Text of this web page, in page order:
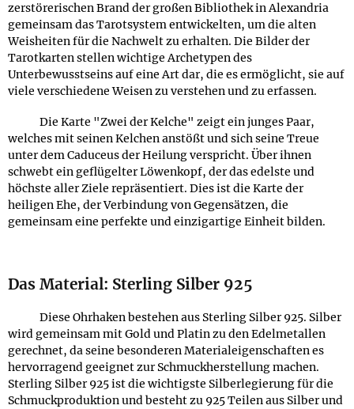
zerstörerischen Brand der großen Bibliothek in Alexandria
gemeinsam das Tarotsystem entwickelten, um die alten
Weisheiten für die Nachwelt zu erhalten. Die Bilder der
Tarotkarten stellen wichtige Archetypen des
Unterbewusstseins auf eine Art dar, die es ermöglicht, sie auf
viele verschiedene Weisen zu verstehen und zu erfassen.
Die Karte "Zwei der Kelche" zeigt ein junges Paar,
welches mit seinen Kelchen anstößt und sich seine Treue
unter dem Caduceus der Heilung verspricht. Über ihnen
schwebt ein geflügelter Löwenkopf, der das edelste und
höchste aller Ziele repräsentiert. Dies ist die Karte der
heiligen Ehe, der Verbindung von Gegensätzen, die
gemeinsam eine perfekte und einzigartige Einheit bilden.
Das Material: Sterling Silber 925
Diese Ohrhaken bestehen aus Sterling Silber 925. Silber
wird gemeinsam mit Gold und Platin zu den Edelmetallen
gerechnet, da seine besonderen Materialeigenschaften es
hervorragend geeignet zur Schmuckherstellung machen.
Sterling Silber 925 ist die wichtigste Silberlegierung für die
Schmuckproduktion und besteht zu 925 Teilen aus Silber und